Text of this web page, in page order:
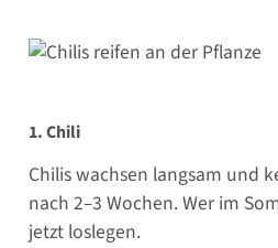
1. Chili
Chilis wachsen langsam und
nach 2–3 Wochen. Wer im
jetzt loslegen.